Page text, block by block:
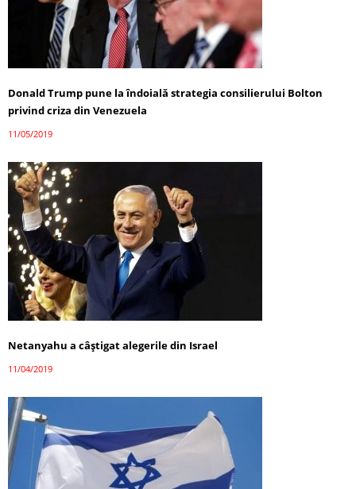
Donald Trump pune la îndoială strategia consilierului Bolton
privind criza din Venezuela
11/05/2019
Netanyahu a câştigat alegerile din Israel
11/04/2019